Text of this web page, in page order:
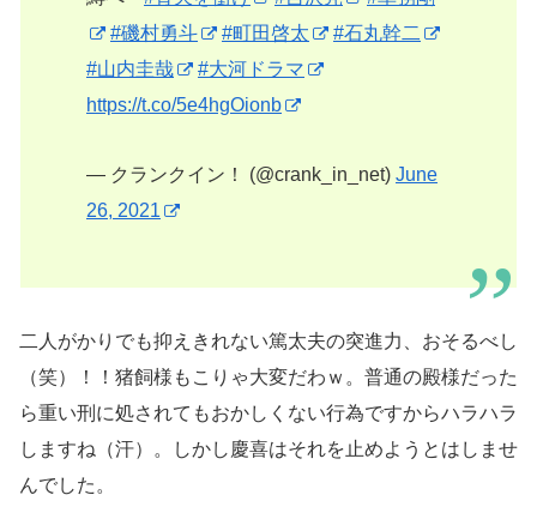
#磯村勇斗
#町田啓太
#石丸幹二
#山内圭哉
#大河ドラマ
https://t.co/5e4hgOionb
— クランクイン！ (@crank_in_net) June
26, 2021
二人がかりでも抑えきれない篤太夫の突進力、おそるべし
（笑）！！猪飼様もこりゃ大変だわｗ。普通の殿様だった
ら重い刑に処されてもおかしくない行為ですからハラハラ
しますね（汗）。しかし慶喜はそれを止めようとはしませ
んでした。